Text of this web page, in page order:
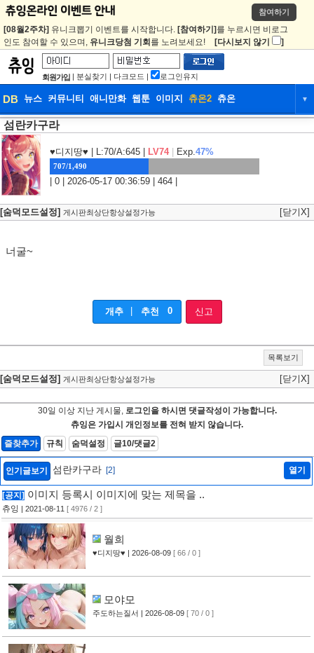
참여하기
[08월2주차] 유니크뽑기 이벤트를 시작합니다. [참여하기] 를 누르시면 비로그
인도 참여할 수 있으며, 유니크당첨 기회 를 노려보세요! [다시보지 않기 ]
회원가입 | 분실찾기 | 다크모드 | 로그인유지
DB 뉴스 커뮤니티 애니만화 웹툰 이미지 츄온2 츄온 ▼
DB
웹툰 이미지 츄온2
섬란카구라
♥디지땅♥ | L:70/A:645 | LV74 Exp.47%
707/1,490
| 0 | 2026-05-17 00:36:59 | 464 |
[숨덕모드설정] 게시판최상단항상설정가능 [닫기X]
너굴~
개추 추천 0 신고
목록보기
[숨덕모드설정] 게시판최상단항상설정가능 [닫기X]
30일 이상 지난 게시물, 로그인을 하시면 댓글작성이 가능합니다.
츄잉은 가입시 개인정보를 전혀 받지 않습니다.
즐찾추가
규칙 숨덕설정 글10/댓글2
인기글보기 섬란카구라 [2] 열기
[공지] 이미지 등록시 이미지에 맞는 제목을 ..
츄잉 | 2021-08-11 [ 4976 / 2 ]
월희
♥디지땅♥ | 2026-08-09 [ 66 / 0 ]
모야모
주도하는질서 | 2026-08-09 [ 70 / 0 ]